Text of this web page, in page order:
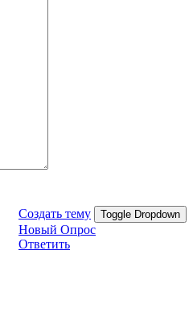
Создать тему Toggle Dropdown
Новый Опрос
Ответить